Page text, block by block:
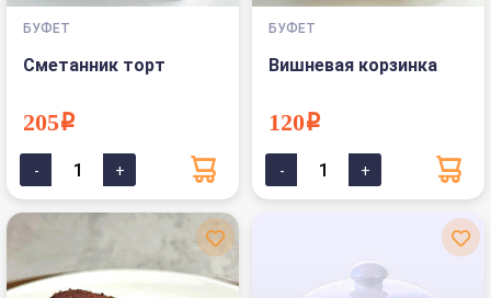
БУФЕТ
Сметанник торт
205i
БУФЕТ
Вишневая корзинка
120i